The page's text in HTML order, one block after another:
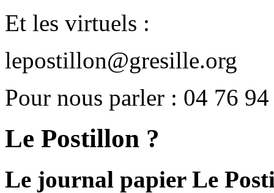
Et les virtuels :
lepostillon@gresille.org
Pour nous parler : 04 76
Le Postillon ?
Le journal papier Le